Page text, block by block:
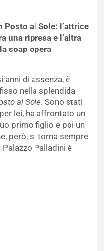
Posto al Sole: l’attrice
una ripresa e l’altra
soap opera
anni di assenza, è
nella splendida
al Sole. Sono stati
lei, ha affrontato un
primo figlio e poi un
però, si torna sempre
Palladini è